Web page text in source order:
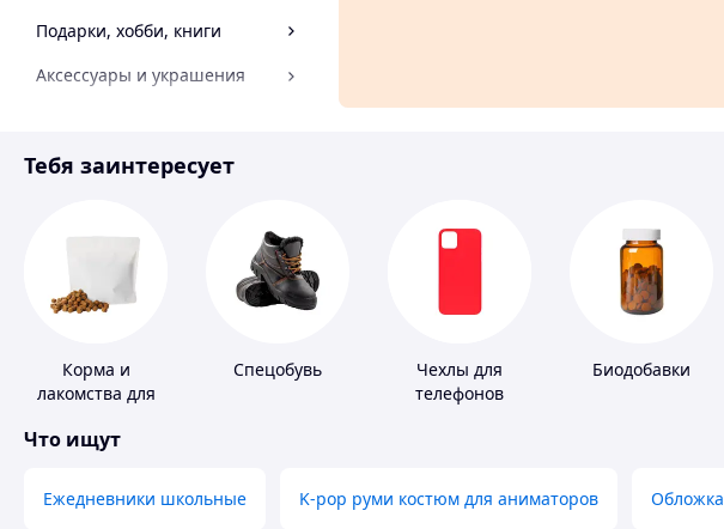
Подарки, хобби, книги
Аксессуары и украшения
Спорт и отдых
Тебя заинтересует
Корма и
лакомства для
животных и
Спецобувь
Чехлы для
телефонов
Биодобавки
Что ищут
Ежедневники школьные K-pop руми костюм для аниматоров